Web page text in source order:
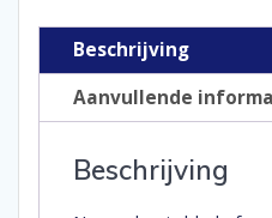
Beschrijving
Aanvullende
Beschrijving